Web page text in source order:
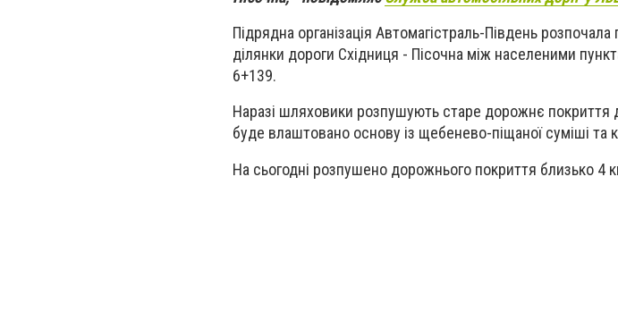
Підрядна організація Автомагістраль-Південь
ділянки дороги Східниця - Пісочна між населеними
6+139.
Наразі шляховики розпушують старе дорожнє покриття
буде влаштовано основу із щебенево-піщаної суміші та
На сьогодні розпушено дорожнього покриття близько 4